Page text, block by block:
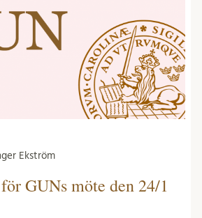
Ekström
GUNs möte den 24/1